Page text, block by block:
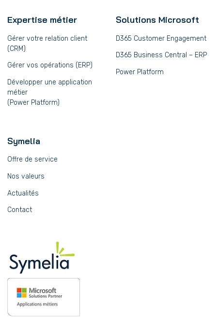
Expertise métier
Gérer votre relation client
(CRM)
Gérer vos opérations (ERP)
Développer une application
métier
(Power Platform)
Solutions Microsoft
D365 Customer Engagement
D365 Business Central – ERP
Power Platform
Symelia
Offre de service
Nos valeurs
Actualités
Contact